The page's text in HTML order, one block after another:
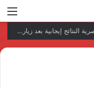
نتائج إيجابية بعد زيارة وفد الجامعة المصرية النتائج إيجابية بعد زيارة وفد الجامعة المصرية الروسية لمصنع الإلكترونياتروسية لمصنع الإلكترونيات